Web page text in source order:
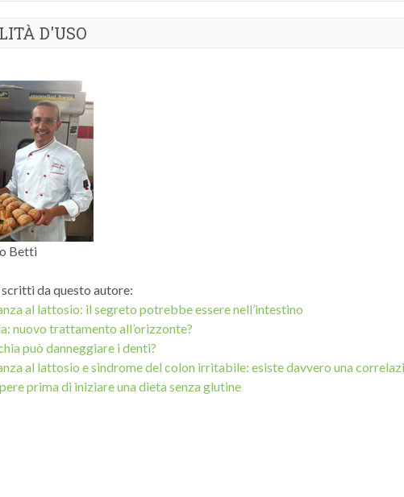
energetico: 1284 kj/234 kcal
: 12,28gr di cui saturi 3,62gr
: 3,13gr
: 1,59gr
D'USO
confezione a temperatura superiore a 220°.
conservazione
Da consumare entro la data riportata sulla confezione.
Betti
da questo autore:
al lattosio: il segreto potrebbe essere nell’intestino
nuovo trattamento all’orizzonte?
può danneggiare i denti?
al lattosio e sindrome del colon irritabile: esiste davvero una
prima di iniziare una dieta senza glutine